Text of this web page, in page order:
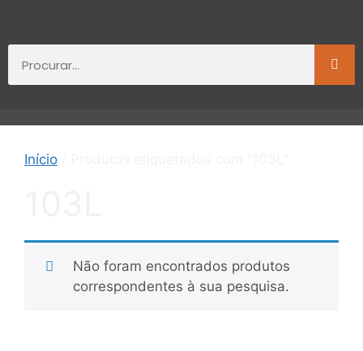
Início
Não foram encontrados produtos
correspondentes à sua pesquisa.